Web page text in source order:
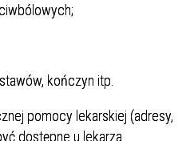
kończyn itp.
pomocy lekarskiej (adresy,
dostępne u lekarza